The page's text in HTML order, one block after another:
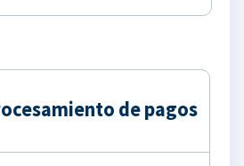
de pagos